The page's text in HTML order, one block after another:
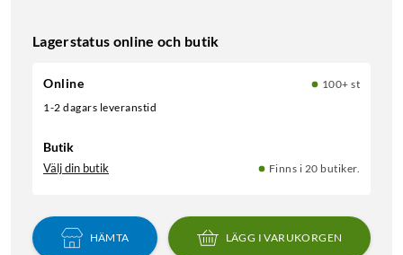
Lagerstatus online och butik
Online
100+ st
1-2 dagars leveranstid
Butik
Välj din butik Finns i 20 butiker.
HÄMTA LÄGG I VARUKORGEN